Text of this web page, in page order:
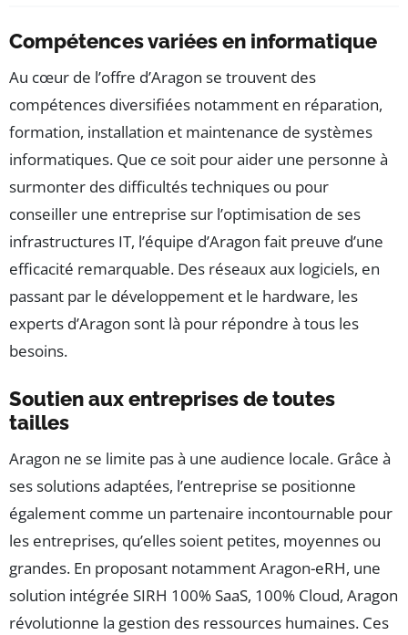
Compétences variées en informatique
Au cœur de l’offre d’Aragon se trouvent des
compétences diversifiées notamment en réparation,
formation, installation et maintenance de systèmes
informatiques. Que ce soit pour aider une personne à
surmonter des difficultés techniques ou pour
conseiller une entreprise sur l’optimisation de ses
infrastructures IT, l’équipe d’Aragon fait preuve d’une
efficacité remarquable. Des réseaux aux logiciels, en
passant par le développement et le hardware, les
experts d’Aragon sont là pour répondre à tous les
besoins.
Soutien aux entreprises de toutes
tailles
Aragon ne se limite pas à une audience locale. Grâce à
ses solutions adaptées, l’entreprise se positionne
également comme un partenaire incontournable pour
les entreprises, qu’elles soient petites, moyennes ou
grandes. En proposant notamment Aragon-eRH, une
solution intégrée SIRH 100% SaaS, 100% Cloud, Aragon
révolutionne la gestion des ressources humaines. Ces